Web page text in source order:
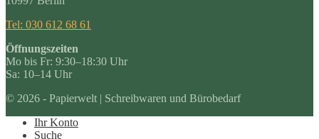
Tel: 030 612 68 61
Öffnungszeiten
Mo bis Fr: 9:30–18:30 Uhr
Sa: 10–14 Uhr
© 2026 - Papierwelt | Schreibwaren und Bürobedarf
Ihr Konto
Suche